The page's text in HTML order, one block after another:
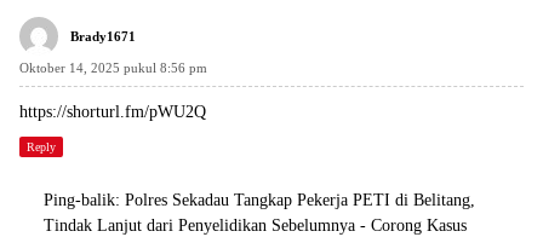
Brady1671
Oktober 14, 2025 pukul 8:56 pm
https://shorturl.fm/pWU2Q
Reply
Ping-balik: Polres Sekadau Tangkap Pekerja PETI di Belitang,
Tindak Lanjut dari Penyelidikan Sebelumnya - Corong Kasus